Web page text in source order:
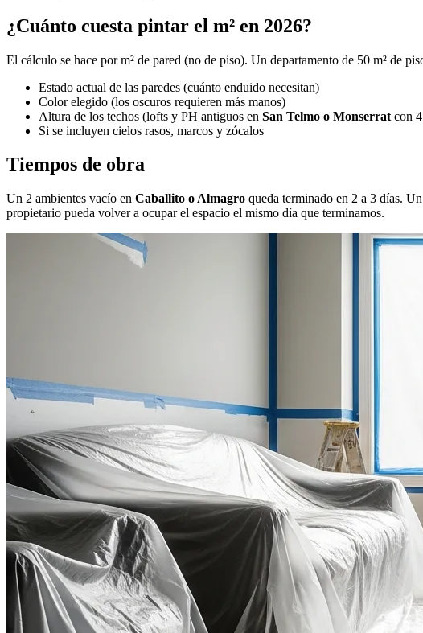
¿Cuánto cuesta pintar el m² en 2026?
El cálculo se hace por m² de pared (no de piso). Un departamento de 50 m² de
Estado actual de las paredes (cuánto enduido necesitan)
Color elegido (los oscuros requieren más manos)
Altura de los techos (lofts y PH antiguos en San Telmo o Monserrat con
Si se incluyen cielos rasos, marcos y zócalos
Tiempos de obra
Un 2 ambientes vacío en Caballito o Almagro queda terminado en 2 a 3 días.
propietario pueda volver a ocupar el espacio el mismo día que terminamos.